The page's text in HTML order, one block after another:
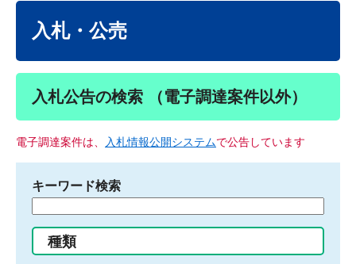
入札・公売
入札公告の検索 （電子調達案件以外）
電子調達案件は、 入札情報公開システムで公告しています
キーワード検索
る
種類